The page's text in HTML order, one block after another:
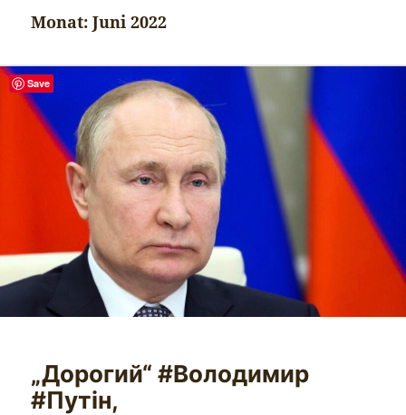
Monat:Juni 2022
„Дорогий“ #Володимир
#Путін,
Save